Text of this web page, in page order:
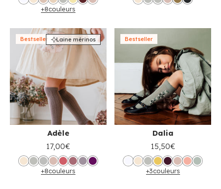
+8couleurs
Bestseller Laine mérinos
Adèle
17,00€
+8couleurs
Bestseller
Dalia
15,50€
+3couleurs